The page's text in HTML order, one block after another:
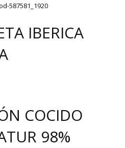
IBERICA
COCIDO
98%